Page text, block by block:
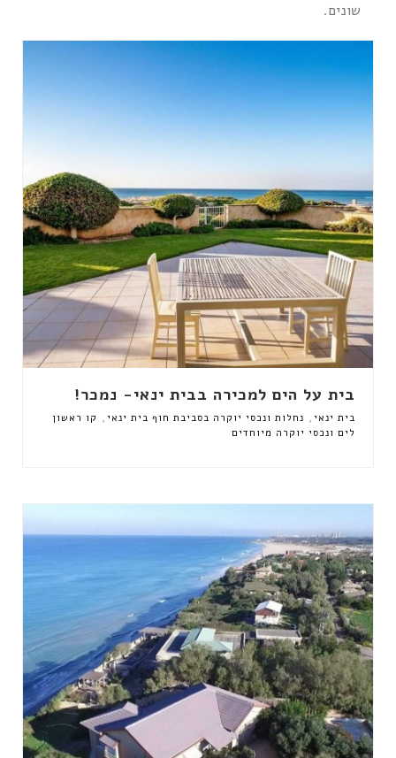
שונים.
בית על הים למכירה בבית ינאי- נמכר!
בית ינאי , נחלות ונכסי יוקרה בסביבת חוף בית ינאי , קו ראשון
לים ונכסי יוקרה מיוחדים